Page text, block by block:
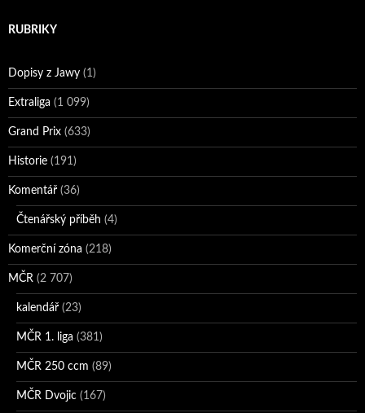
RUBRIKY
Dopisy z Jawy (1)
Extraliga (1 099)
Grand Prix (633)
Historie (191)
Komentář (36)
Čtenářský příběh (4)
Komerční zóna (218)
MČR (2 707)
kalendář (23)
MČR 1. liga (381)
MČR 250 ccm (89)
MČR Dvojic (167)